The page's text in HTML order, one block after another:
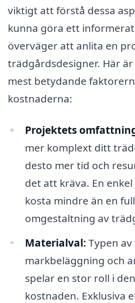
viktigt att förstå dessa
kunna göra ett
överväger att anlita en
trädgårdsdesigner. Här
mest betydande
kostnaderna:
Projektets
mer komplext ditt
desto mer tid och
det att kräva. En
kosta mindre än en
omgestaltning av
Materialval: Typen av
markbeläggning och
spelar en stor roll i
kostnaden. Exklusiva